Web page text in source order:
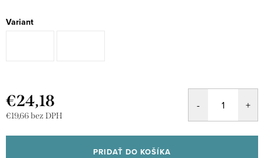
Variant
€24,18
€19,66 bez DPH
cena:
PRIDAŤ DO KOŠÍKA